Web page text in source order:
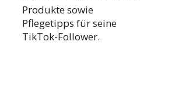
Produkte sowie
Pflegetipps für seine
TikTok-Follower.